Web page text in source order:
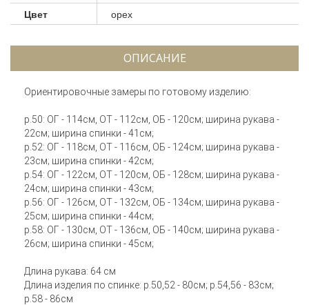
Цвет орех
ОПИСАНИЕ
Ориентировочные замеры по готовому изделию:
р.50: ОГ - 114см, ОТ - 112см, ОБ - 120см; ширина рукава -
22см; ширина спинки - 41см;
р.52: ОГ - 118см, ОТ - 116см, ОБ - 124см; ширина рукава -
23см; ширина спинки - 42см;
р.54: ОГ - 122см, ОТ - 120см, ОБ - 128см; ширина рукава -
24см; ширина спинки - 43см;
р.56: ОГ - 126см, ОТ - 132см, ОБ - 134см; ширина рукава -
25см; ширина спинки - 44см;
р.58: ОГ - 130см, ОТ - 136см, ОБ - 140см; ширина рукава -
26см; ширина спинки - 45см;
Длина рукава: 64 см
Длина изделия по спинке: р.50,52 - 80см; р.54,56 - 83см;
р.58 - 86см